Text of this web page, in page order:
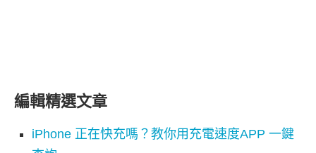
編輯精選文章
iPhone 正在快充嗎？教你用充電速度APP 一鍵